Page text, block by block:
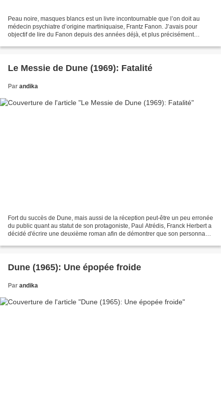
Peau noire, masques blancs est un livre incontournable que l’on doit au
médecin psychiatre d’origine martiniquaise, Frantz Fanon. J’avais pour
objectif de lire du Fanon depuis des années déjà, et plus précisément
Le Messie de Dune (1969): Fatalité
Par andika
Fort du succès de Dune, mais aussi de la réception peut-être un peu erronée
du public quant au statut de son protagoniste, Paul Atrédis, Franck Herbert a
décidé d'écrire une deuxième roman afin de démontrer que son personnage
Dune (1965): Une épopée froide
Par andika